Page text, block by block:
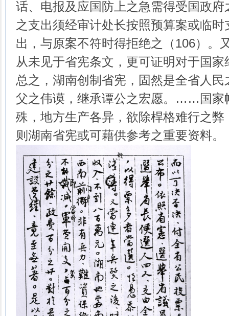
话、电报及应国防上之急需得受国政
之支出须经审计处长按照预算案或临
出，与原案不符时得拒绝之（106）。
从未见于省宪条文，更可证明对于国
总之，湖南创制省宪，固然是全省人
父之伟谟，继承谭公之宏愿。……国家
殊，地方生产各异，欲除桿格难行之
则湖南省宪或可藉供参考之重要资料。